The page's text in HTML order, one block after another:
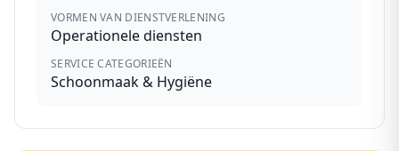
VORMEN VAN DIENSTVERLENING
Operationele diensten
SERVICE CATEGORIEËN
Schoonmaak & Hygiëne